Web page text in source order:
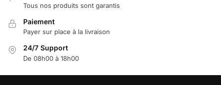
Tous nos produits sont garantis
Paiement
Payer sur place à la livraison
24/7 Support
De 08h00 à 18h00